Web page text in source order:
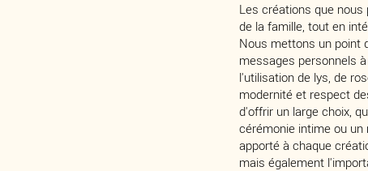
Les créations que
de la famille, tout en
Nous mettons un point
messages personnels
l'utilisation de lys, de
modernité et respect
d'offrir un large choix,
cérémonie intime ou
apporté à chaque
mais également